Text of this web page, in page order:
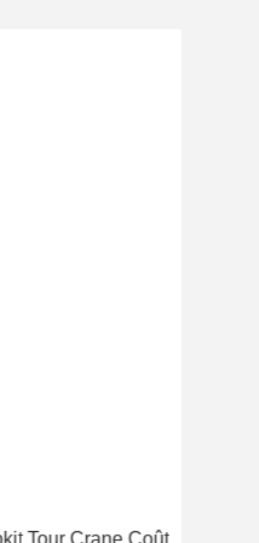
Tour Crane Coût